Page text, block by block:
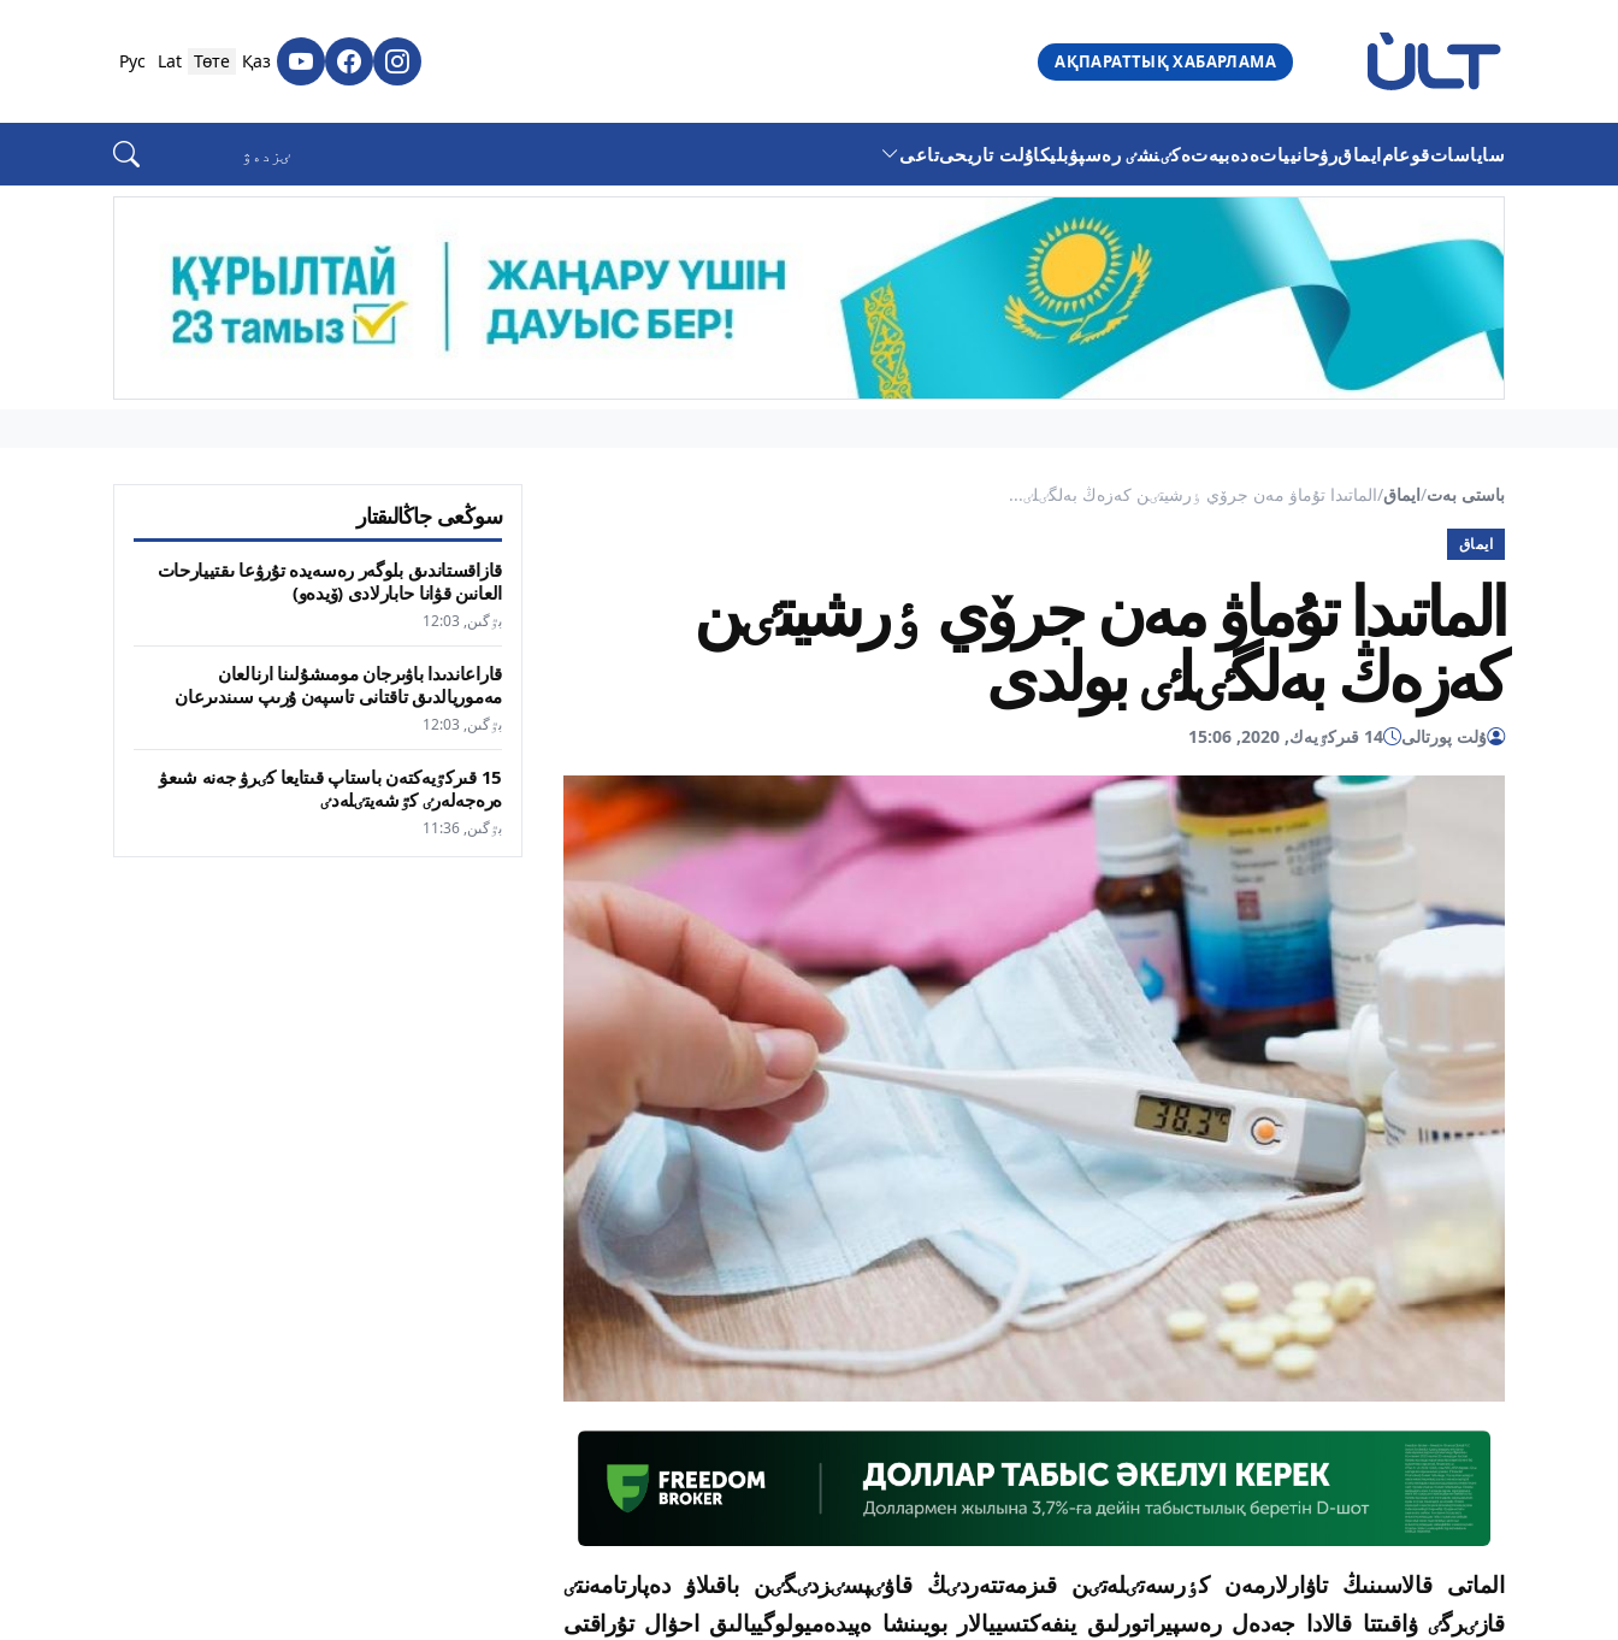
АҚПАРАТТЫҚ ХАБАРЛАМА
Қаз
Төте
Lat
Рус
ساياساتقوعامايماقرۋحانيياتەدەبيەتەكٸنشٸ رەسپۋبليكاۇلت تاريحىتاعى
باستى بەت/ايماق/الماتىدا تۇماۋ مەن جرۆي ٶرشيتٸن كەزەڭ بەلگٸلٸ...
ايماق
الماتىدا تۇماۋ مەن جرۆي ٶرشيتٸن
كەزەڭ بەلگٸلٸ بولدى
ۇلت پورتالى 14 قىركٷيەك, 2020, 15:06
الماتى قالاسىنىڭ تاۋارلارمەن كٶرسەتٸلەتٸن قىزمەتتەردٸڭ قاۋٸپسٸزدٸگٸن باقىلاۋ دەپارتامەنتٸ
قازٸرگٸ ۋاقىتتا قالادا جەدەل رەسپيراتورلىق ينفەكتسييالار بويىنشا ەپيدەميولوگييالىق احۋال تۇراقتى
سوڭعى جاڭالىقتار
قازاقستاندىق بلوگەر رەسەيدە تۇرۋعا ىقتييارحات
العانىن قۋانا حابارلادى (ۆيدەو)
بٷگىن, 12:03
قاراعاندىدا باۋىرجان مومىشۇلىنا ارنالعان
مەموريالدىق تاقتانى تاسپەن ۇرىپ سىندىرعان
بٷگىن, 12:03
15 قىركٷيەكتەن باستاپ قىتايعا كٸرۋ جەنە شىعۋ
ەرەجەلەرٸ كٷشەيتٸلەدٸ
بٷگىن, 11:36